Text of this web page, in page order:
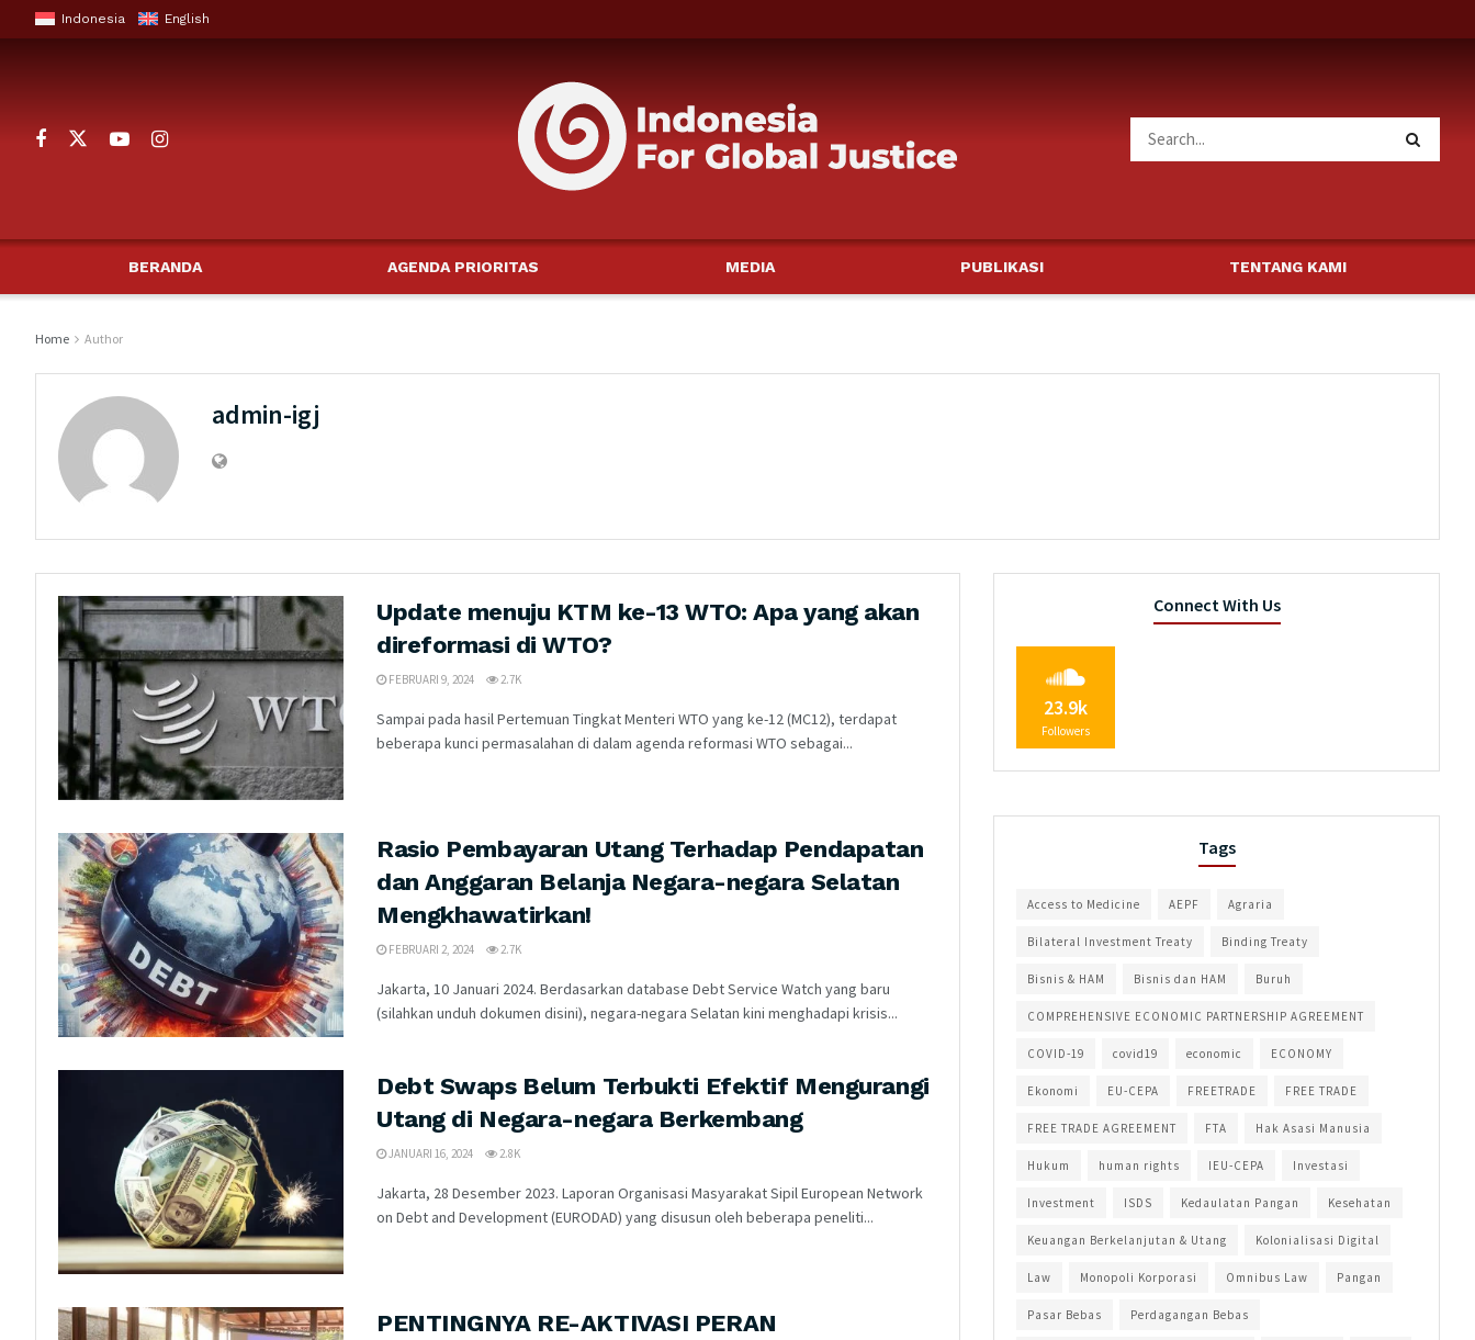
Indonesia English
BERANDA AGENDA PRIORITAS MEDIA PUBLIKASI TENTANG KAMI
Home Author
admin-igj
Update menuju KTM ke-13 WTO: Apa yang akan
direformasi di WTO?
FEBRUARI 9, 2024 2.7K
Sampai pada hasil Pertemuan Tingkat Menteri WTO yang ke-12 (MC12), terdapat
beberapa kunci permasalahan di dalam agenda reformasi WTO sebagai...
Rasio Pembayaran Utang Terhadap Pendapatan
dan Anggaran Belanja Negara-negara Selatan
Mengkhawatirkan!
FEBRUARI 2, 2024 2.7K
Jakarta, 10 Januari 2024. Berdasarkan database Debt Service Watch yang baru
(silahkan unduh dokumen disini), negara-negara Selatan kini menghadapi krisis...
Debt Swaps Belum Terbukti Efektif Mengurangi
Utang di Negara-negara Berkembang
JANUARI 16, 2024 2.8K
Jakarta, 28 Desember 2023. Laporan Organisasi Masyarakat Sipil European Network
on Debt and Development (EURODAD) yang disusun oleh beberapa peneliti...
PENTINGNYA RE-AKTIVASI PERAN
Connect With Us
23.9k
Followers
Tags
Access to Medicine AEPF Agraria
Bilateral Investment Treaty Binding Treaty
Bisnis & HAM Bisnis dan HAM Buruh
COMPREHENSIVE ECONOMIC PARTNERSHIP AGREEMENT
COVID-19 covid19 economic ECONOMY
Ekonomi EU-CEPA FREETRADE FREE TRADE
FREE TRADE AGREEMENT FTA Hak Asasi Manusia
Hukum human rights IEU-CEPA Investasi
Investment ISDS Kedaulatan Pangan Kesehatan
Keuangan Berkelanjutan & Utang Kolonialisasi Digital
Law Monopoli Korporasi Omnibus Law Pangan
Pasar Bebas Perdagangan Bebas